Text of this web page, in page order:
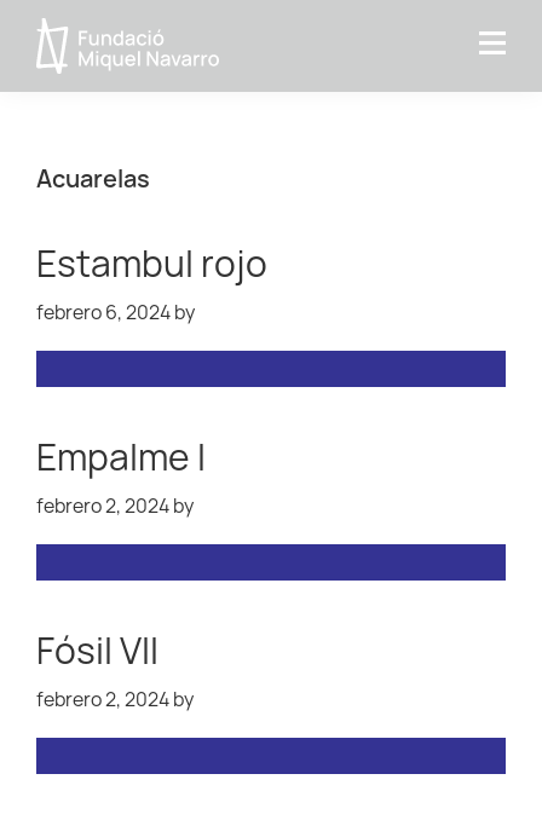
Saltar
la
Saltar
contenido
Saltar
la
principal
Fundacio
Acuarelas
Estambul rojo
febrero 6, 2024by
Empalme I
febrero 2, 2024by
Fósil VII
febrero 2, 2024by